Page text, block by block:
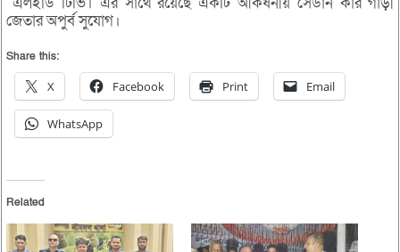
জেতার অপুর্ব সুযোগ।
Share this:
X Facebook Print Email
WhatsApp
Related